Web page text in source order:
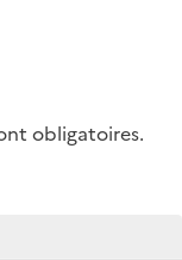
obligatoires.